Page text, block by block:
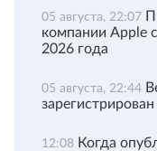
05 августа, 22:07
компании Apple
2026 года
05 августа, 22:44
12:08 Когда